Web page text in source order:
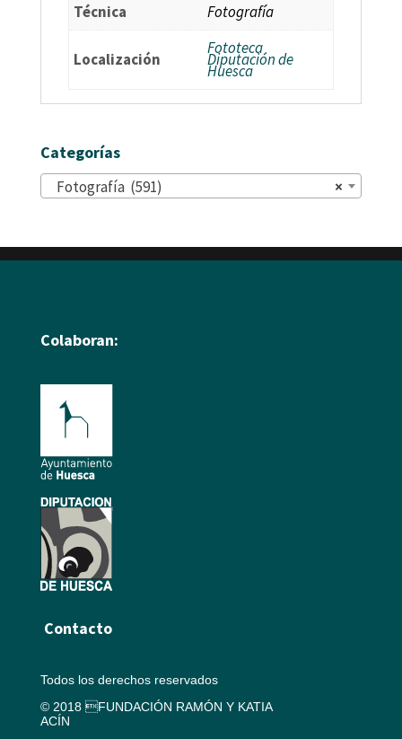
Técnica
Fotografía
Localización
Fototeca
Diputación de
Huesca
Categorías
×
Fotografía (591)
Colaboran:
Contacto
Todos los derechos reservados
© 2018 FUNDACIÓN RAMÓN Y KATIA
ACÍN